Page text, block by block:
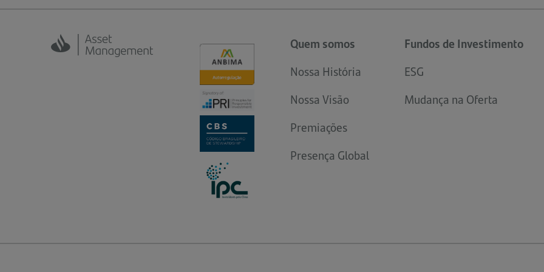
Quem somos
Nossa História
Nossa Visão
Premiações
Presença Global
Fundos de Investimento
ESG
Mudança na Oferta